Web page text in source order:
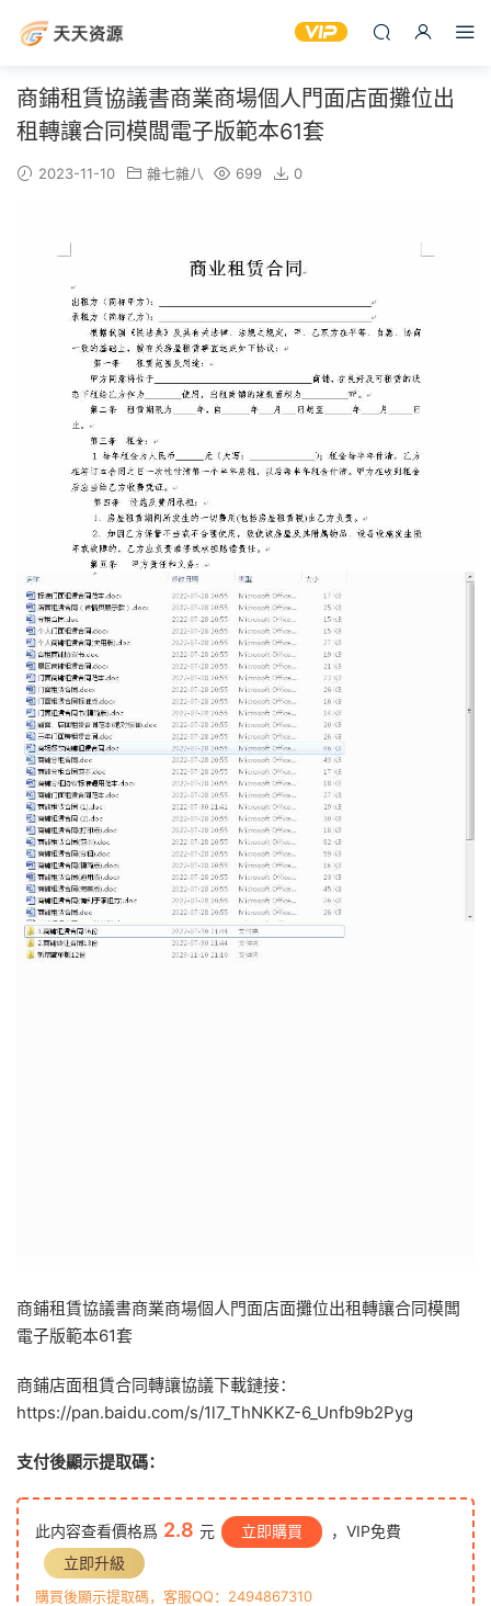
商鋪租賃協議書商業商場個人門面店面攤位出
租轉讓合同模闆電子版範本61套
2023-11-10 雜七雜八 699 0
商鋪租賃協議書商業商場個人門面店面攤位出租轉讓合同模闆
電子版範本61套
商鋪店面租賃合同轉讓協議下載鏈接：
https://pan.baidu.com/s/1l7_ThNKKZ-6_Unfb9b2Pyg
支付後顯示提取碼：
此内容查看價格爲 2.8 元 立即購買
，VIP免費
立即升級
購買後顯示提取碼，客服QQ：2494867310